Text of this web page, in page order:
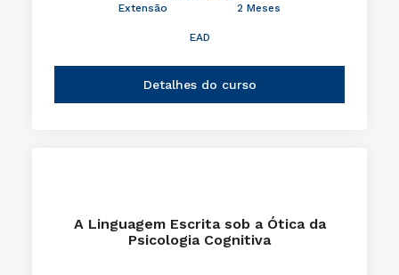
Extensão
2 Meses
EAD
Detalhes do curso
A Linguagem Escrita sob a Ótica da
Psicologia Cognitiva